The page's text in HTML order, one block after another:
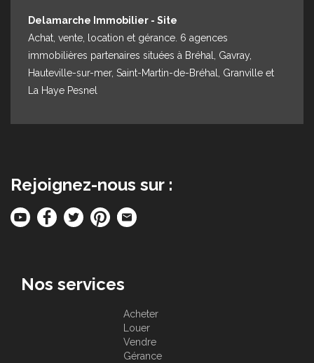
Delamarche Immobilier - Site
Achat, vente, location et gérance. 6 agences
immobilières partenaires situées à Bréhal, Gavray,
Hauteville-sur-mer, Saint-Martin-de-Bréhal, Granville et
La Haye Pesnel
Rejoignez-nous sur :
Nos services
Acheter
Louer
Vendre
Gérance